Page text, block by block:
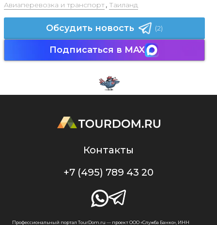
Авиаперевозка и транспорт, Таиланд
Обсудить новость (2)
Подписаться в MAX
Контакты
+7 (495) 789 43 20
Профессиональный портал TourDom.ru — проект ООО «Служба Банко», ИНН